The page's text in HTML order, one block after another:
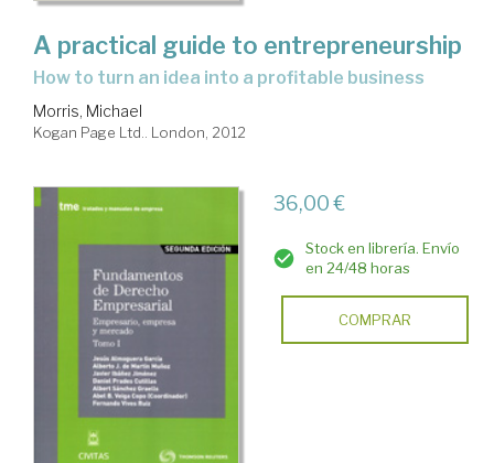
A practical guide to entrepreneurship
how to turn an idea into a profitable business
Morris, Michael
Kogan Page Ltd.. London, 2012
36,00 €
Stock en librería. Envío
en 24/48 horas
COMPRAR